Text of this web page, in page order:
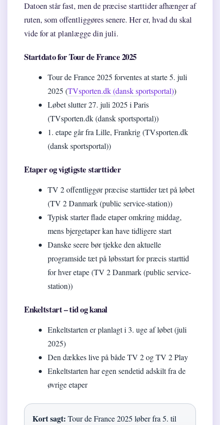
Datoen står fast, men de præcise starttider afhænger af
ruten, som offentliggøres senere. Her er, hvad du skal
vide for at planlægge din juli.
Startdato for Tour de France 2025
Tour de France 2025 forventes at starte 5. juli
2025 (TVsporten.dk (dansk sportsportal))
Løbet slutter 27. juli 2025 i Paris
(TVsporten.dk (dansk sportsportal))
1. etape går fra Lille, Frankrig (TVsporten.dk
(dansk sportsportal))
Etaper og vigtigste starttider
TV 2 offentliggør præcise starttider tæt på løbet
(TV 2 Danmark (public service-station))
Typisk starter flade etaper omkring middag,
mens bjergetaper kan have tidligere start
Danske seere bør tjekke den aktuelle
programside tæt på løbsstart for præcis starttid
for hver etape (TV 2 Danmark (public service-
station))
Enkeltstart – tid og kanal
Enkeltstarten er planlagt i 3. uge af løbet (juli
2025)
Den dækkes live på både TV 2 og TV 2 Play
Enkeltstarten har egen sendetid adskilt fra de
øvrige etaper
Kort sagt: Tour de France 2025 løber fra 5. til